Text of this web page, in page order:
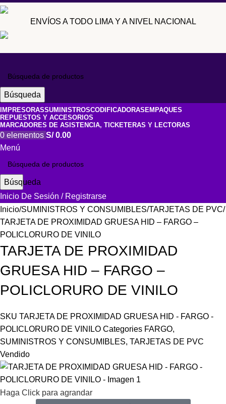
ENVÍOS A TODO LIMA Y A NIVEL NACIONAL
Búsqueda
IMPRESORASSUMINISTROSCODIFICADORAS EMPAQUES
REPUESTOS Y ACCESORIOS
MARCADORES DE ASISTENCIA, TICKETERAS Y LECTORAS
0 elementos S/0.00
Menú
Búsqueda
Inicio De Sesión / Registrarse
Inicio SUMINISTROS Y CONSUMIBLES TARJETAS DE PVC
TARJETA DE PROXIMIDAD GRUESA HID – FARGO –
POLICLORURO DE VINILO
TARJETA DE PROXIMIDAD
GRUESA HID – FARGO –
POLICLORURO DE VINILO
SKU TARJETA DE PROXIMIDAD GRUESA HID - FARGO -
POLICLORURO DE VINILO Categories FARGO,
SUMINISTROS Y CONSUMIBLES, TARJETAS DE PVC
Vendido
Haga Click para agrandar